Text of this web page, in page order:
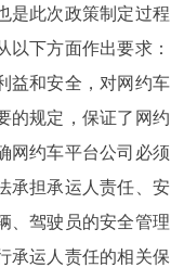
是此次政策制定过程
以下方面作出要求：
益和安全，对网约车
的规定，保证了网约
网约车平台公司必须
承担承运人责任、安
、驾驶员的安全管理
承运人责任的相关保